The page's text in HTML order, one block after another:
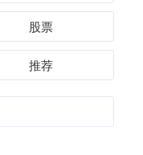
股票
推荐